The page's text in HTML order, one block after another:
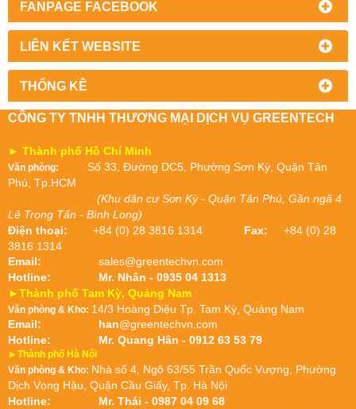
FANPAGE FACEBOOK
LIÊN KẾT WEBSITE
THỐNG KÊ
CÔNG TY TNHH THƯƠNG MẠI DỊCH VỤ GREENTECH
► Thành phố Hồ Chí Minh
Văn phòng: Số 33, Đường DC5, Phường Sơn Kỳ, Quận Tân
Phú, Tp.HCM
(Khu dân cư Sơn Kỳ - Quận Tân Phú, Gần ngã 4
Lê Trọng Tấn - Bình Long)
Điện thoại: +84 (0) 28 3816 1314 Fax: +84 (0) 28
3816 1314
Email:
sales@greentechvn.com
Hotline:
Mr. Nhân - 0935 04 1313
►Thành phố Tam Kỳ, Quảng Nam
Văn phòng & Kho: 14/3 Hoàng Diệu Tp. Tam Kỳ, Quảng Nam
Email:
han@greentechvn.com
Hotline:
Mr. Quang Hân - 0912 63 53 79
►Thành phố Hà Nội
Văn phòng & Kho: Nhà số 4, Ngõ 63/55 Trần Quốc Vượng, Phường
Dịch Vọng Hậu, Quận Cầu Giấy, Tp. Hà Nội
Hotline:
Mr. Thái - 0987 04 09 68